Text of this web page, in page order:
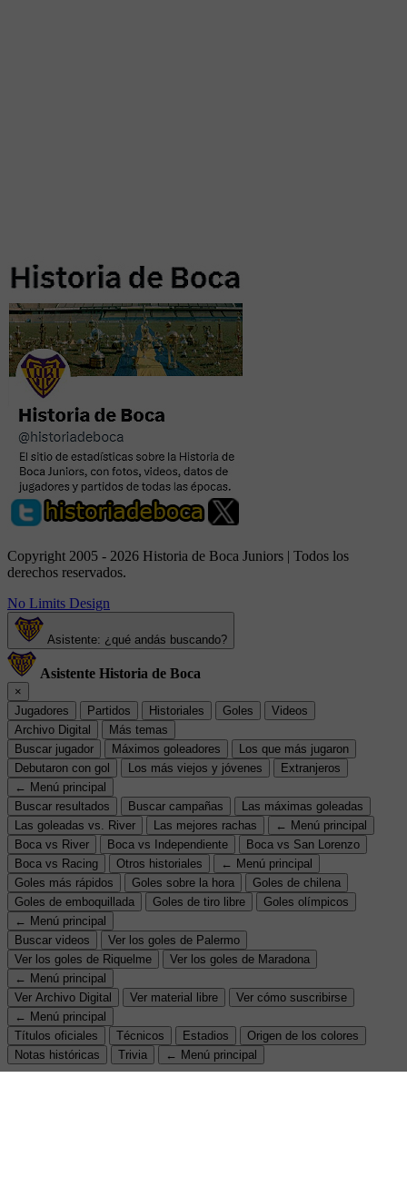
Copyright 2005 - 2026 Historia de Boca Juniors | Todos los
derechos reservados.
No Limits Design
Asistente: ¿qué andás buscando?
Asistente Historia de Boca
×
Jugadores
Partidos Historiales Goles
Videos
Archivo Digital
Más temas
Buscar jugador
Máximos goleadores
Los que más jugaron
Debutaron con gol
Los más viejos y jóvenes
Extranjeros
← Menú principal
Buscar resultados
Buscar campañas
Las máximas goleadas
Las goleadas vs. River
Las mejores rachas
← Menú principal
Boca vs River
Boca vs Independiente
Boca vs San Lorenzo
Boca vs Racing
Otros historiales
← Menú principal
Goles más rápidos
Goles sobre la hora
Goles de chilena
Goles de emboquillada
Goles de tiro libre
Goles olímpicos
← Menú principal
Buscar videos
Ver los goles de Palermo
Ver los goles de Riquelme
Ver los goles de Maradona
← Menú principal
Ver Archivo Digital
Ver material libre
Ver cómo suscribirse
← Menú principal
Títulos oficiales
Técnicos Estadios
Origen de los colores
Notas históricas
Trivia ← Menú principal